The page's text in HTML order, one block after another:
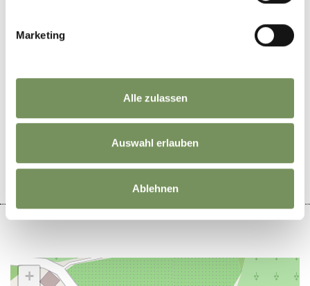
Marketing
Alle zulassen
Auswahl erlauben
Ablehnen
+